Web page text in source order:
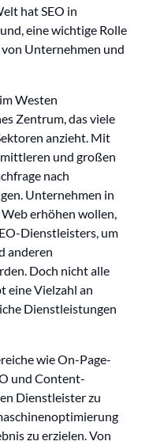
hat SEO in
eine wichtige Rolle
Unternehmen und
Westen
Zentrum, das viele
anzieht. Mit
und großen
nach
Unternehmen in
erhöhen wollen,
Dienstleisters, um
anderen
Doch nicht alle
eine Vielzahl an
Dienstleistungen
wie On-Page-
und Content-
Dienstleister zu
zu erzielen. Von